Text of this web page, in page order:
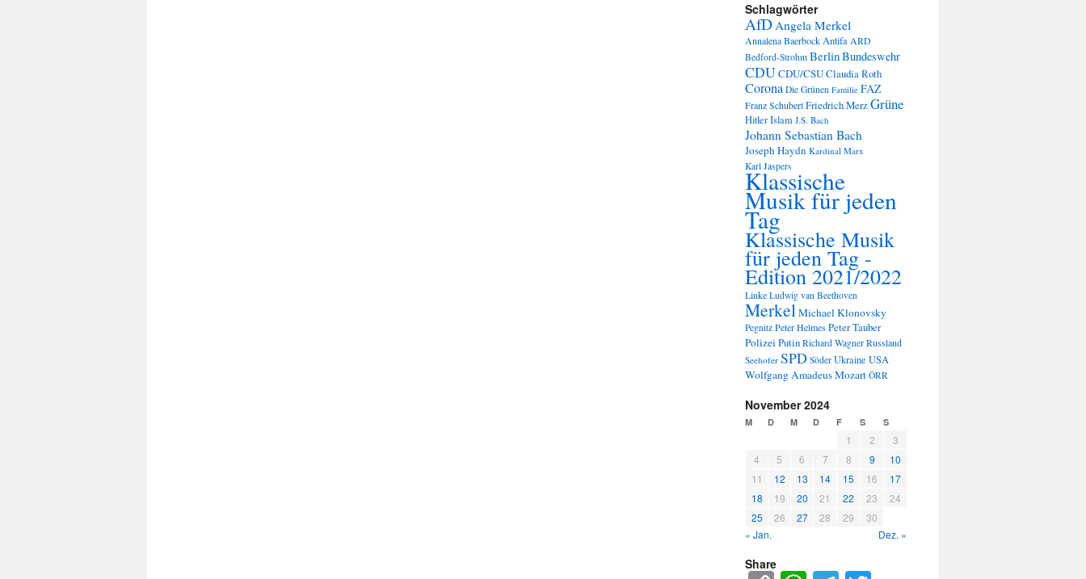
Schlagwörter
AfDAngela Merkel
Annalena BaerbockAntifa ARD
Bedford-Strohm BerlinBundeswehr
CDUCDU/CSUClaudia Roth
Corona Die Grünen Familie FAZ
Franz SchubertFriedrich MerzGrüne
HitlerIslam J.S. Bach
Johann Sebastian Bach
Joseph Haydn Kardinal Marx
Karl Jaspers
Klassische
Musik für jeden
Tag
Klassische Musik
für jeden Tag -
Edition 2021/2022
Linke Ludwig van Beethoven
MerkelMichael Klonovsky
Pegnitz Peter HelmesPeter Tauber
PolizeiPutin Richard Wagner Russland
Seehofer SPD Söder Ukraine USA
Wolfgang Amadeus Mozart ÖRR
November 2024
M D M D F S S
1 2
3
4
5 6 7 8 9
10
11
12 13 14 15 16
17
18
19 20 21 22 23
24
25
26 27 28 29
30
« Jan.
Dez. »
Share